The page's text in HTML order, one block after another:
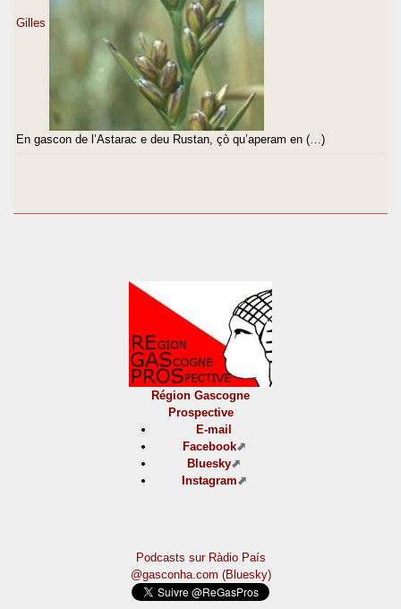
Gilles
En gascon de l’Astarac e deu Rustan, çò qu’aperam en (…)
Région Gascogne
Prospective
E-mail
Facebook
Bluesky
Instagram
Podcasts sur Ràdio País
@gasconha.com (Bluesky)